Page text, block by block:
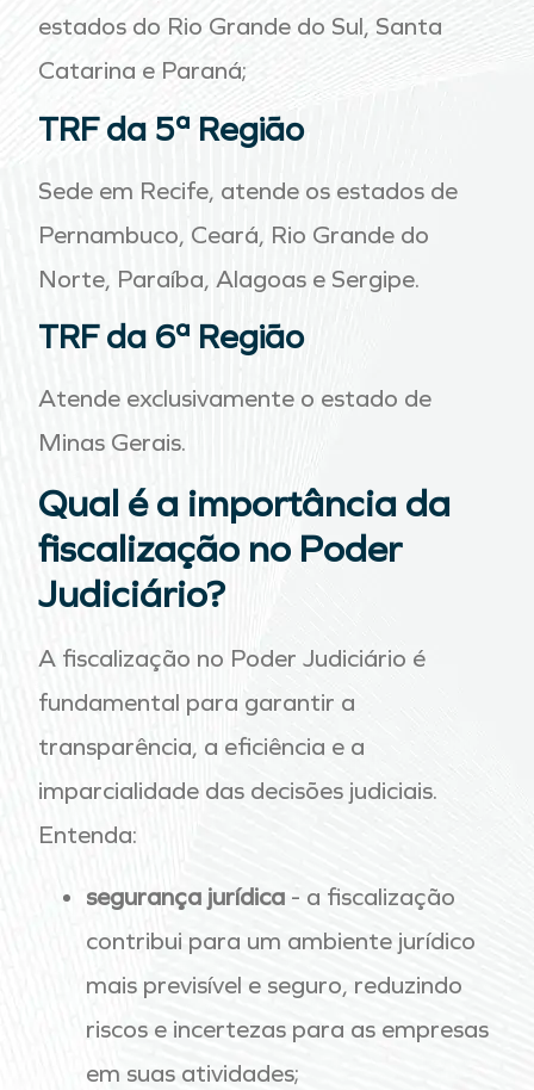
estados do Rio Grande do Sul, Santa
Catarina e Paraná;
TRF da 5ª Região
Sede em Recife, atende os estados de
Pernambuco, Ceará, Rio Grande do
Norte, Paraíba, Alagoas e Sergipe.
TRF da 6ª Região
Atende exclusivamente o estado de
Minas Gerais.
Qual é a importância da
fiscalização no Poder
Judiciário?
A fiscalização no Poder Judiciário é
fundamental para garantir a
transparência, a eficiência e a
imparcialidade das decisões judiciais.
Entenda:
segurança jurídica - a fiscalização
contribui para um ambiente jurídico
mais previsível e seguro, reduzindo
riscos e incertezas para as empresas
em suas atividades;